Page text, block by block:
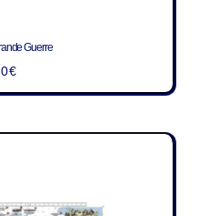
Guerre
€